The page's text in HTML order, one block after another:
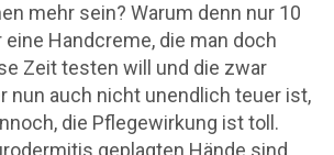
mehr sein? Warum denn nur 10
eine Handcreme, die man doch
Zeit testen will und die zwar
nun auch nicht unendlich teuer ist,
die Pflegewirkung ist toll.
geplagten Hände sind